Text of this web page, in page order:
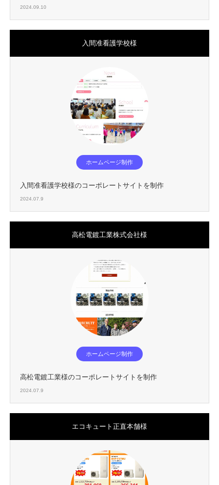
2024.09.10
入間准看護学校様
ホームページ制作
入間准看護学校様のコーポレートサイトを制作
2024.07.9
高松電鍍工業株式会社様
ホームページ制作
高松電鍍工業様のコーポレートサイトを制作
2024.07.9
エコキュート正直本舗様